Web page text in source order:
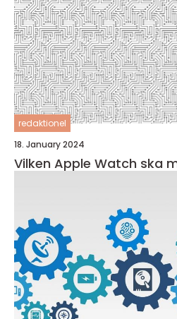
redaktionel
18. January 2024
Vilken Apple Watch ska